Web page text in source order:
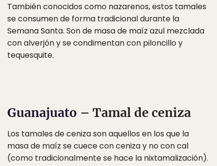
También conocidos como nazarenos, estos tamales
se consumen de forma tradicional durante la
Semana Santa. Son de masa de maíz azul mezclada
con alverjón y se condimentan con piloncillo y
tequesquite.
Guanajuato – Tamal de ceniza
Los tamales de ceniza son aquellos en los que la
masa de maíz se cuece con ceniza y no con cal
(como tradicionalmente se hace la nixtamalización).